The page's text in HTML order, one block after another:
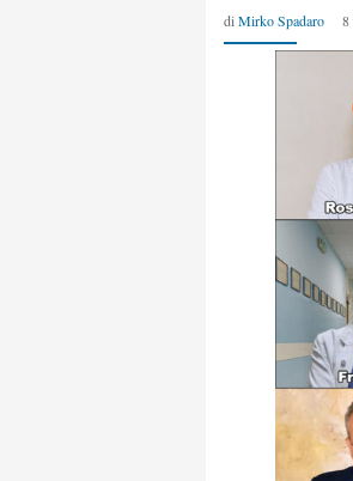
di Mirko Spadaro 8